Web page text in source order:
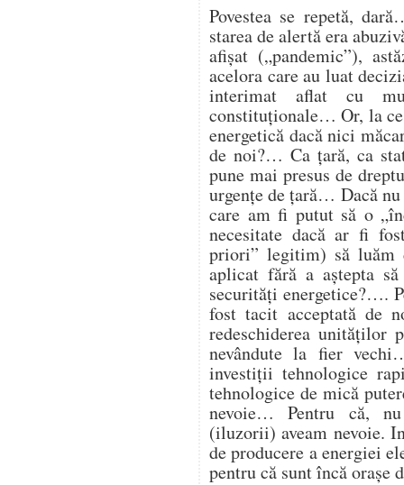
Povestea se repetă,
starea de alertă era
afișat („pandemic”),
acelora care au luat
interimat aflat cu
constituționale… Or, la
energetică dacă nici
de noi?… Ca țară, ca
pune mai presus de
urgențe de țară… Dacă
care am fi putut să o
necesitate dacă ar fi
priori” legitim) să luăm
aplicat fără a aștepta
securități energetice?….
fost tacit acceptată de
redeschiderea unităților
nevândute la fier
investiții tehnologice
tehnologice de mică
nevoie… Pentru că,
(iluzorii) aveam nevoie.
de producere a energiei
pentru că sunt încă orașe